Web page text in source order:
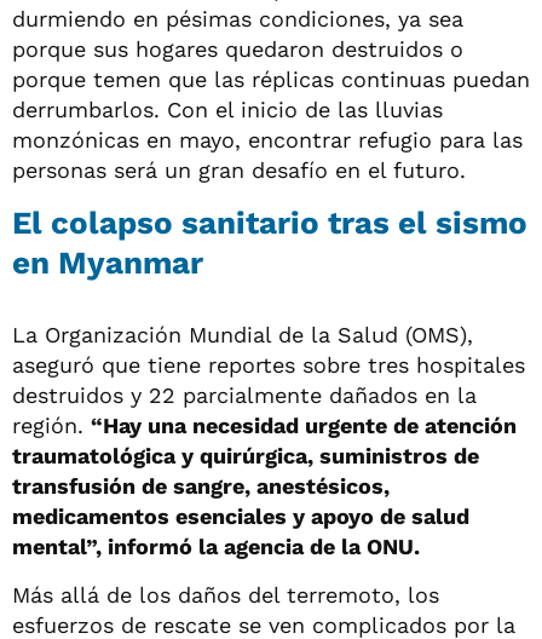
durmiendo en pésimas condiciones, ya sea
porque sus hogares quedaron destruidos o
porque temen que las réplicas continuas puedan
derrumbarlos. Con el inicio de las lluvias
monzónicas en mayo, encontrar refugio para las
personas será un gran desafío en el futuro.
El colapso sanitario tras el sismo
en Myanmar
La Organización Mundial de la Salud (OMS),
aseguró que tiene reportes sobre tres hospitales
destruidos y 22 parcialmente dañados en la
región. “Hay una necesidad urgente de atención
traumatológica y quirúrgica, suministros de
transfusión de sangre, anestésicos,
medicamentos esenciales y apoyo de salud
mental”, informó la agencia de la ONU.
Más allá de los daños del terremoto, los
esfuerzos de rescate se ven complicados por la